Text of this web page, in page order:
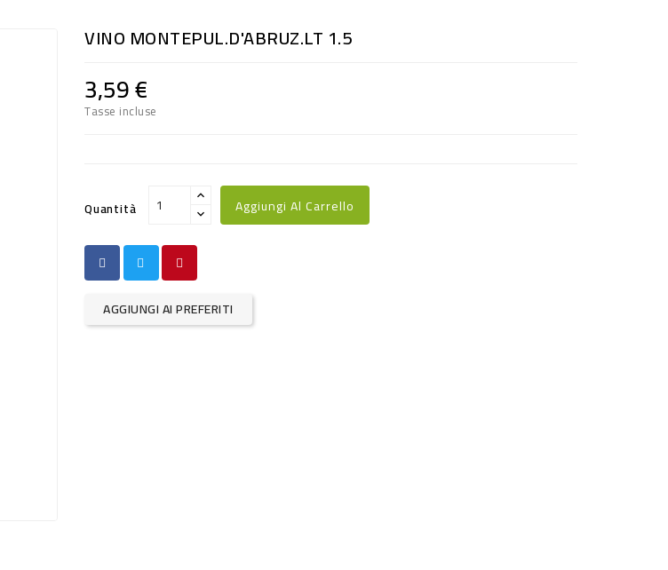
VINO MONTEPUL.D'ABRUZ.LT 1.5
3,59 €
Tasse incluse
Quantità Aggiungi Al Carrello
AGGIUNGI AI PREFERITI